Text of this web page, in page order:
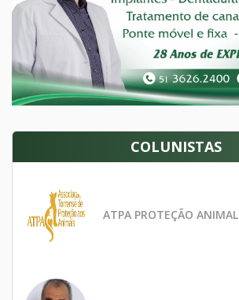
COLUNISTAS
ATPA PROTEÇÃO ANIMAL